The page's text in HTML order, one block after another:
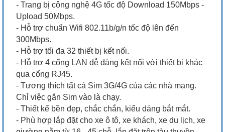
- Trang bị công nghệ 4G tốc độ Download 150Mbps -
Upload 50Mbps.
- Hỗ trợ chuẩn Wifi 802.11b/g/n tốc độ lên đến
300Mbps.
- Hỗ trợ tối đa 32 thiết bị kết nối.
- Hỗ trợ 4 cổng LAN dễ dàng kết nối với thiết bị khác
qua cổng RJ45.
- Tương thích tất cả Sim 3G/4G của các nhà mạng.
Chỉ việc gắn Sim vào là chạy.
- Thiết kế bền đẹp, chắc chắn, kiểu dáng bắt mắt.
- Phù hợp lắp đặt cho xe ô tô, xe khách, xe du lịch, xe